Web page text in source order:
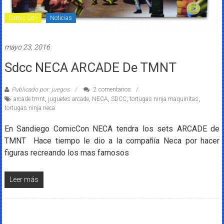
Comic Con Noticias
mayo 23, 2016
Sdcc NECA ARCADE De TMNT
Publicado por: juegos
2 comentarios
arcade tmnt juguetes arcade, NECA SDCC, tortugas ninja maquinitas
tortugas ninja neca
En Sandiego ComicCon NECA tendra los sets ARCADE de
TMNT Hace tiempo le dio a la compañía Neca por hacer
figuras recreando los mas famosos
Leer más